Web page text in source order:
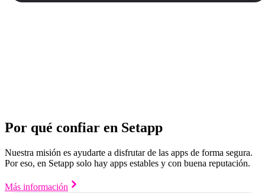
Por qué confiar en Setapp
Nuestra misión es ayudarte a disfrutar de las apps de forma segura.
Por eso, en Setapp solo hay apps estables y con buena reputación.
Más información